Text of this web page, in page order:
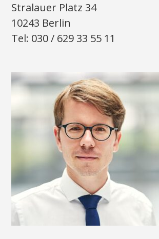
Stralauer Platz 34
10243 Berlin
Tel: 030 / 629 33 55 11